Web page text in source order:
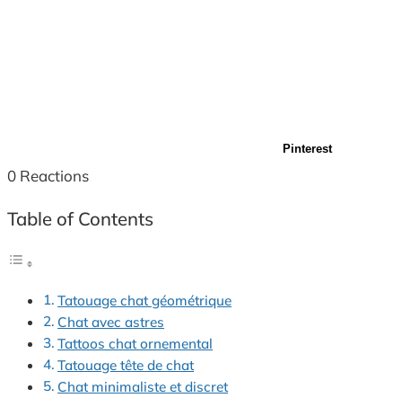
Pinterest
0 Reactions
Table of Contents
Tatouage chat géométrique
Chat avec astres
Tattoos chat ornemental
Tatouage tête de chat
Chat minimaliste et discret